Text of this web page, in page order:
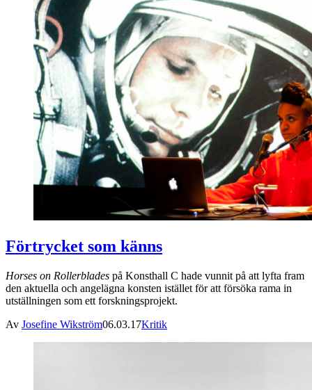
Förtrycket som känns
Horses on Rollerblades på Konsthall C hade vunnit på att lyfta fram
den aktuella och angelägna konsten istället för att försöka rama in
utställningen som ett forskningsprojekt.
Av Josefine Wikström06.03.17Kritik